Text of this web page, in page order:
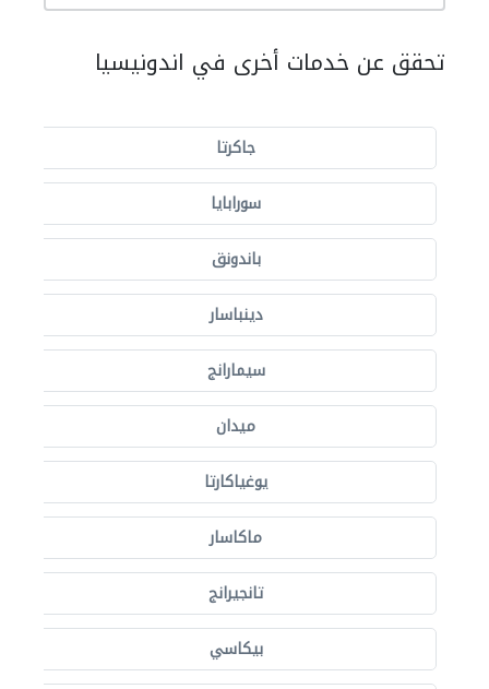
تحقق عن خدمات أخرى في اندونيسيا
جاكرتا
سورابايا
باندونق
دينباسار
سيمارانج
ميدان
يوغياكارتا
ماكاسار
تانجيرانج
بيكاسي